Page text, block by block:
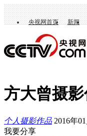
央视网首页 新闻
方大曾摄影
个人摄影作品 2016年
我要分享